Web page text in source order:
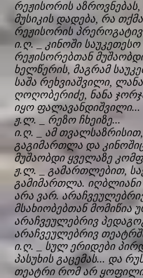
რეჟისორის აზროვნებას,
მუსიკის დადება, რა
რეჟისორის
ი.ღ. _ კინოში საუკეთესო
რეჟისორებთან
ხელწერის, მაგრამ
საშა რეხვიაშვილი, ლანა
ღოღობერიძე, ნანა
იყო ფალავანდიშვილი...
ჟ.ლ. _ რეზო ჩხეიზე...
ი.ღ. _ ამ
გაგიმართლა და
მუშაობდი ყველაზე
ჟ.ლ. _ გამართლებით,
გამიმართლა.
არა ვარ.
მსახიობებთან მომიწია
არაჩვეულებრივ
არაჩვეულებრივ
ი.ღ. _ სულ ერიდები
პასუხის გაცემას... და
თეატრი რომ არ